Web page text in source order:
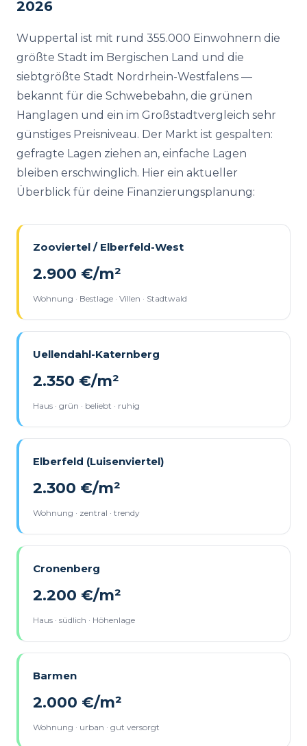
2026
Wuppertal ist mit rund 355.000 Einwohnern die
größte Stadt im Bergischen Land und die
siebtgrößte Stadt Nordrhein-Westfalens —
bekannt für die Schwebebahn, die grünen
Hanglagen und ein im Großstadtvergleich sehr
günstiges Preisniveau. Der Markt ist gespalten:
gefragte Lagen ziehen an, einfache Lagen
bleiben erschwinglich. Hier ein aktueller
Überblick für deine Finanzierungsplanung:
Zooviertel / Elberfeld-West
2.900 €/m²
Wohnung · Bestlage · Villen · Stadtwald
Uellendahl-Katernberg
2.350 €/m²
Haus · grün · beliebt · ruhig
Elberfeld (Luisenviertel)
2.300 €/m²
Wohnung · zentral · trendy
Cronenberg
2.200 €/m²
Haus · südlich · Höhenlage
Barmen
2.000 €/m²
Wohnung · urban · gut versorgt